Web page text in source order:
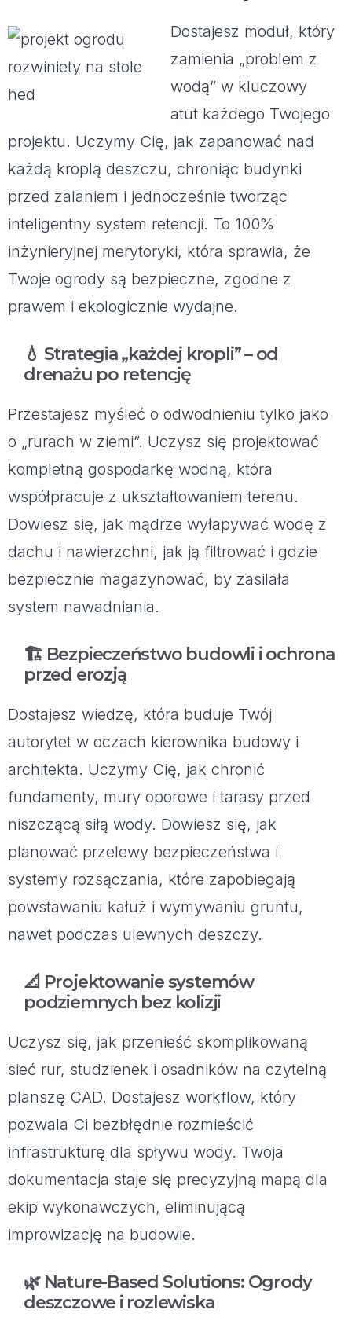
Dostajesz moduł, który
zamienia „problem z
wodą” w kluczowy
atut każdego Twojego
projektu. Uczymy Cię, jak zapanować nad
każdą kroplą deszczu, chroniąc budynki
przed zalaniem i jednocześnie tworząc
inteligentny system retencji. To 100%
inżynieryjnej merytoryki, która sprawia, że
Twoje ogrody są bezpieczne, zgodne z
prawem i ekologicznie wydajne.
💧 Strategia „każdej kropli” – od
drenażu po retencję
Przestajesz myśleć o odwodnieniu tylko jako
o „rurach w ziemi”. Uczysz się projektować
kompletną gospodarkę wodną, która
współpracuje z ukształtowaniem terenu.
Dowiesz się, jak mądrze wyłapywać wodę z
dachu i nawierzchni, jak ją filtrować i gdzie
bezpiecznie magazynować, by zasilała
system nawadniania.
🏗️ Bezpieczeństwo budowli i ochrona
przed erozją
Dostajesz wiedzę, która buduje Twój
autorytet w oczach kierownika budowy i
architekta. Uczymy Cię, jak chronić
fundamenty, mury oporowe i tarasy przed
niszczącą siłą wody. Dowiesz się, jak
planować przelewy bezpieczeństwa i
systemy rozsączania, które zapobiegają
powstawaniu kałuż i wymywaniu gruntu,
nawet podczas ulewnych deszczy.
📐 Projektowanie systemów
podziemnych bez kolizji
Uczysz się, jak przenieść skomplikowaną
sieć rur, studzienek i osadników na czytelną
planszę CAD. Dostajesz workflow, który
pozwala Ci bezbłędnie rozmieścić
infrastrukturę dla spływu wody. Twoja
dokumentacja staje się precyzyjną mapą dla
ekip wykonawczych, eliminującą
improwizację na budowie.
🌿 Nature-Based Solutions: Ogrody
deszczowe i rozlewiska